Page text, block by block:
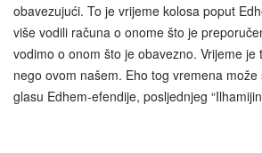
obavezujući. To je vrijeme kolosa poput
više vodili računa o onome što je
vodimo o onom što je obavezno. Vrijeme je
nego ovom našem. Eho tog vremena
glasu Edhem-efendije, posljednjeg